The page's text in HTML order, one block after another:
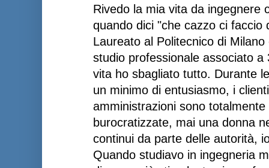
Rivedo la mia vita da ingegnere
quando dici "che cazzo ci faccio
Laureato al Politecnico di
studio professionale associato
vita ho sbagliato tutto. Durante
un minimo di entusiasmo, i
amministrazioni sono
burocratizzate, mai una donna
continui da parte delle autorità,
Quando studiavo in ingegneria